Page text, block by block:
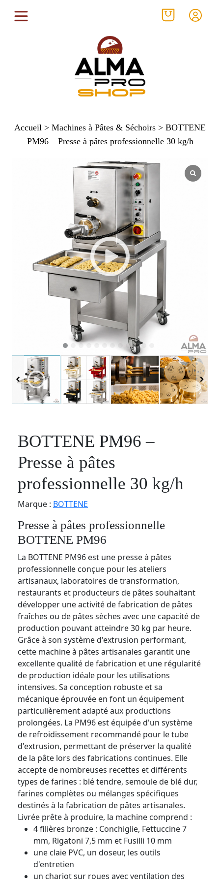
Accueil > Machines à Pâtes & Séchoirs > BOTTENE
PM96 – Presse à pâtes professionnelle 30 kg/h
BOTTENE PM96 –
Presse à pâtes
professionnelle 30 kg/h
Marque : BOTTENE
Presse à pâtes professionnelle
BOTTENE PM96
La BOTTENE PM96 est une presse à pâtes
professionnelle conçue pour les ateliers
artisanaux, laboratoires de transformation,
restaurants et producteurs de pâtes souhaitant
développer une activité de fabrication de pâtes
fraîches ou de pâtes sèches avec une capacité de
production pouvant atteindre 30 kg par heure.
Grâce à son système d'extrusion performant,
cette machine à pâtes artisanales garantit une
excellente qualité de fabrication et une régularité
de production idéale pour les utilisations
intensives. Sa conception robuste et sa
mécanique éprouvée en font un équipement
particulièrement adapté aux productions
prolongées. La PM96 est équipée d'un système
de refroidissement recommandé pour le tube
d'extrusion, permettant de préserver la qualité
de la pâte lors des fabrications continues. Elle
accepte de nombreuses recettes et différents
types de farines : blé tendre, semoule de blé dur,
farines complètes ou mélanges spécifiques
destinés à la fabrication de pâtes artisanales.
Livrée prête à produire, la machine comprend :
4 filières bronze : Conchiglie, Fettuccine 7
mm, Rigatoni 7,5 mm et Fusilli 10 mm
une claie PVC, un doseur, les outils
d'entretien
un chariot sur roues avec ventilation des